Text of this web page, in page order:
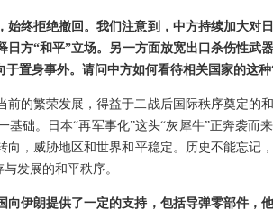
终拒绝撤回。我们注意到，中方持续加大对
方“和平”立场。另一方面放宽出口杀伤性武
置身事外。请问中方如何看待相关国家的这种
的繁荣发展，得益于二战后国际秩序奠定的
础。日本“再军事化”这头“灰犀牛”正奔袭而
，威胁地区和世界和平稳定。历史不能忘记
发展的和平秩序。
伊朗提供了一定的支持，包括导弹零部件，